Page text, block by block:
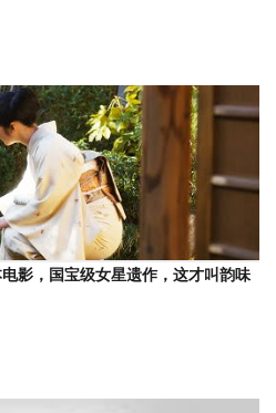
影，国宝级女星遗作，这才叫韵味